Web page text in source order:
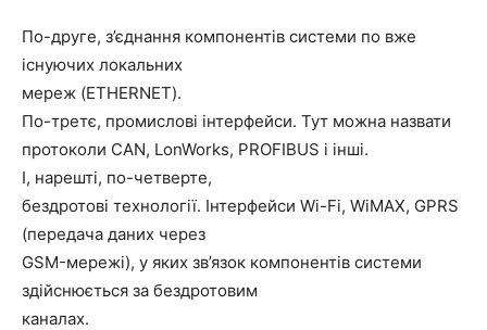
По-друге, з’єднання компонентів системи по вже
існуючих локальних
мереж (ETHERNET).
По-третє, промислові інтерфейси. Тут можна назвати
протоколи CAN, LonWorks, PROFIBUS і інші.
І, нарешті, по-четверте,
бездротові технології. Інтерфейси Wi-Fi, WiMAX, GPRS
(передача даних через
GSM-мережі), у яких зв’язок компонентів системи
здійснюється за бездротовим
каналах.